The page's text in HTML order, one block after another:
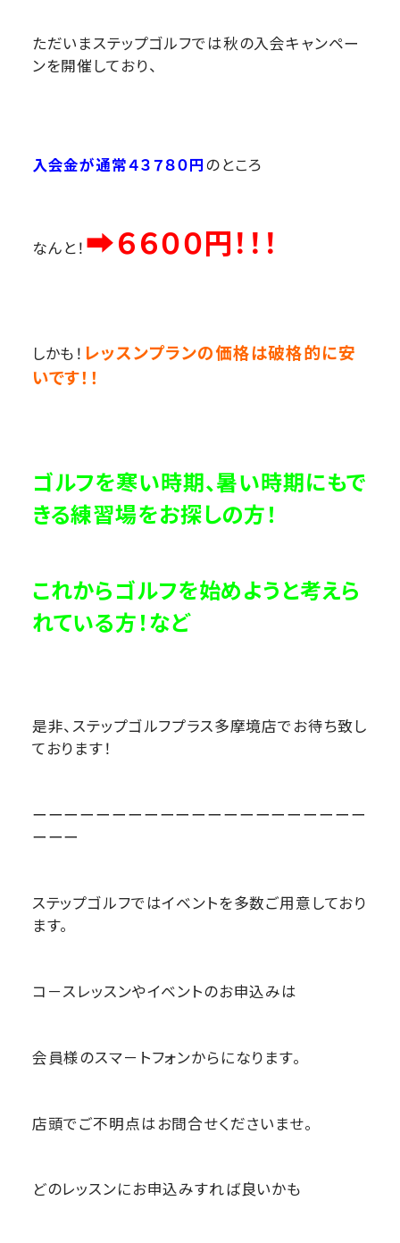
ただいまステップゴルフでは秋の入会キャンペー
ンを開催しており、
入会金が通常４３７８０円のところ
なんと！ ➡６６００円！！！
しかも！ レッスンプランの価格は破格的に安
いです！！
ゴルフを寒い時期、暑い時期にもで
きる練習場をお探しの方！
これからゴルフを始めようと考えら
れている方！など
是非、ステップゴルフプラス多摩境店でお待ち致し
ております！
ーーーーーーーーーーーーーーーーーーーーー
ーーー
ステップゴルフではイベントを多数ご用意しており
ます。
コ－スレッスンやイベントのお申込みは
会員様のスマ－トフォンからになります。
店頭でご不明点はお問合せくださいませ。
どのレッスンにお申込みすれば良いかも